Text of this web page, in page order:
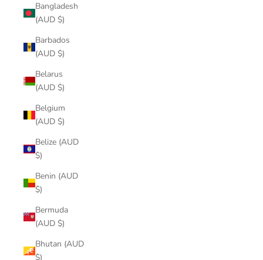
Bangladesh
(AUD $)
Barbados
(AUD $)
Belarus
(AUD $)
Belgium
(AUD $)
Belize (AUD
$)
Benin (AUD
$)
Bermuda
(AUD $)
Bhutan (AUD
$)